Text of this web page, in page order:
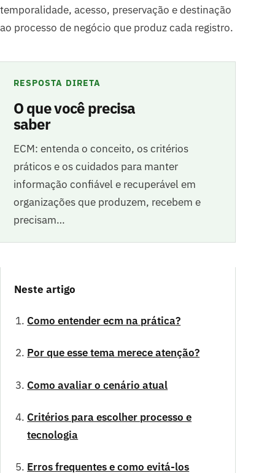
temporalidade, acesso, preservação e destinação
ao processo de negócio que produz cada registro.
RESPOSTA DIRETA
O que você precisa
saber
ECM: entenda o conceito, os critérios
práticos e os cuidados para manter
informação confiável e recuperável em
organizações que produzem, recebem e
precisam…
Neste artigo
Como entender ecm na prática?
Por que esse tema merece atenção?
Como avaliar o cenário atual
Critérios para escolher processo e
tecnologia
Erros frequentes e como evitá-los